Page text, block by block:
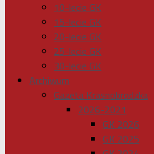
10-lecie GK
15-lecie GK
20-lecie GK
25-lecie GK
30-lecie GK
Archiwum
Gazeta Krasnobrodzka
2026-2021
GK 2026
GK 2025